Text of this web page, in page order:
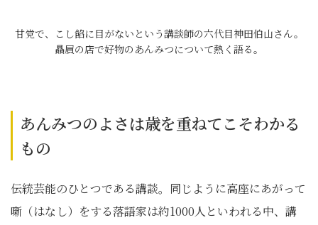
甘党で、こし餡に目がないという講談師の六代目神田伯山さん。
贔屓の店で好物のあんみつについて熱く語る。
あんみつのよさは歳を重ねてこそわかる
もの
伝統芸能のひとつである講談。同じように高座にあがって
噺（はなし）をする落語家は約1000人といわれる中、講